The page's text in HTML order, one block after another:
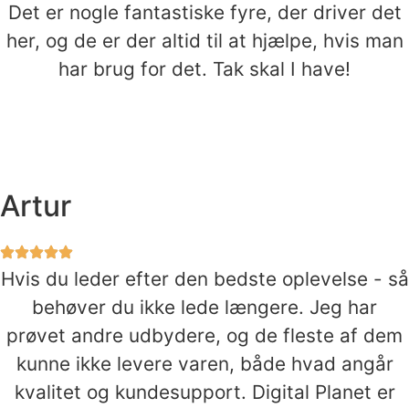
Det er nogle fantastiske fyre, der driver det
her, og de er der altid til at hjælpe, hvis man
har brug for det. Tak skal I have!
Artur
Hvis du leder efter den bedste oplevelse - så
behøver du ikke lede længere. Jeg har
prøvet andre udbydere, og de fleste af dem
kunne ikke levere varen, både hvad angår
kvalitet og kundesupport. Digital Planet er